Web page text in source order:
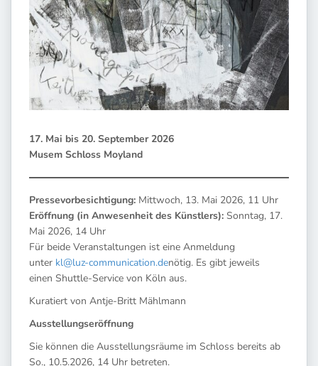
17. Mai bis 20. September 2026
Musem Schloss Moyland
Pressevorbesichtigung: Mittwoch, 13. Mai 2026, 11 Uhr
Eröffnung (in Anwesenheit des Künstlers): Sonntag, 17.
Mai 2026, 14 Uhr
Für beide Veranstaltungen ist eine Anmeldung
unter kl@luz-communication.denötig. Es gibt jeweils
einen Shuttle-Service von Köln aus.
Kuratiert von Antje-Britt Mählmann
Ausstellungseröffnung
Sie können die Ausstellungsräume im Schloss bereits ab
So., 10.5.2026, 14 Uhr betreten.